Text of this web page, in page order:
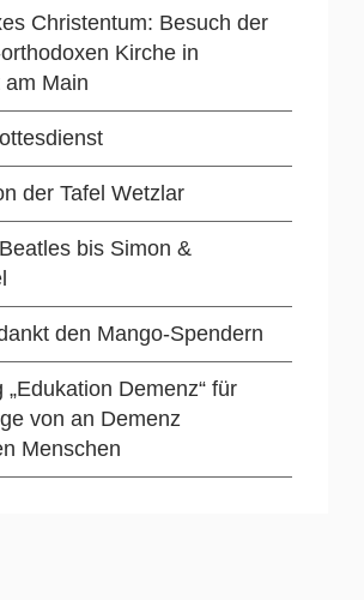
Christentum: Besuch der
Kirche in
am Main
der Tafel Wetzlar
bis Simon &
den Mango-Spendern
„Edukation Demenz“ für
von an Demenz
Menschen